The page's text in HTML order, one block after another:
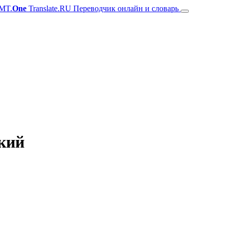
One Translate.RU Переводчик онлайн и словарь